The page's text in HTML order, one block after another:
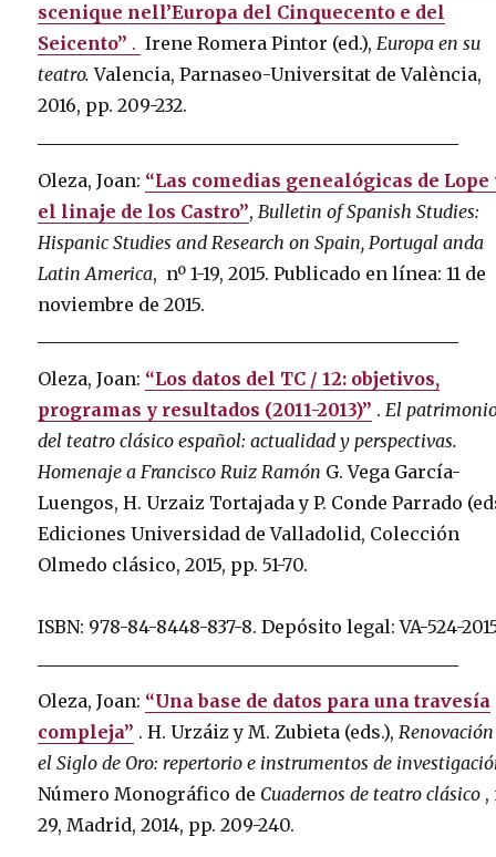
scenique nell’Europa del Cinquecento e del
Seicento” . Irene Romera Pintor (ed.),Europa en su
teatro.Valencia, Parnaseo-Universitat de València,
2016, pp. 209-232.
Oleza, Joan: “Las comedias genealógicas de Lope
el linaje de los Castro”, Bulletin of Spanish Studies:
Hispanic Studies and Research on Spain, Portugal anda
Latin America, nº 1-19, 2015. Publicado en línea: 11 de
noviembre de 2015.
Oleza, Joan: “Los datos del TC / 12: objetivos,
programas y resultados (2011-2013)” .El
del teatro clásico español: actualidad y perspectivas.
Homenaje a Francisco Ruiz Ramón G. Vega García-
Luengos, H. Urzaiz Tortajada y P. Conde Parrado
Ediciones Universidad de Valladolid, Colección
Olmedo clásico, 2015, pp. 51-70.
ISBN: 978-84-8448-837-8.Depósito legal: VA-524-
Oleza, Joan: “Una base de datos para una travesía
compleja” .H. Urzáiz y M. Zubieta (eds.),
el Siglo de Oro: repertorio e instrumentos de
Número Monográfico de Cuadernos de teatro clásico ,
29, Madrid, 2014, pp. 209-240.